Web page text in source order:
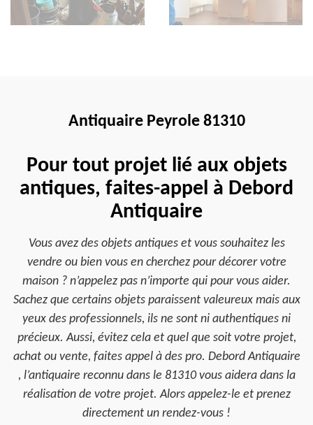
Antiquaire Peyrole 81310
Pour tout projet lié aux objets
antiques, faites-appel à Debord
Antiquaire
Vous avez des objets antiques et vous souhaitez les
vendre ou bien vous en cherchez pour décorer votre
maison ? n’appelez pas n’importe qui pour vous aider.
Sachez que certains objets paraissent valeureux mais aux
yeux des professionnels, ils ne sont ni authentiques ni
précieux. Aussi, évitez cela et quel que soit votre projet,
achat ou vente, faites appel à des pro. Debord Antiquaire
, l’antiquaire reconnu dans le 81310 vous aidera dans la
réalisation de votre projet. Alors appelez-le et prenez
directement un rendez-vous !